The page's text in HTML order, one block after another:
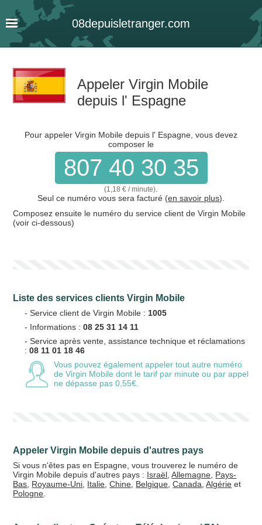
08depuisletranger.com
Appeler Virgin Mobile
depuis l' Espagne
Pour appeler Virgin Mobile depuis l' Espagne, vous devez
composer le
807 40 30 35
(1,18 € / minute)
Seul ce numéro vous sera facturé (en savoir plus).
Composez ensuite le numéro du service client de Virgin Mobile
(voir ci-dessous)
Liste des services clients Virgin Mobile
- Service client de Virgin Mobile : 1005
- Informations :08 25 31 14 11
- Service après vente, assistance technique et réclamations
:08 11 01 18 46
Vous pouvez également appeler tout autre numéro
de Virgin Mobile dont le tarif par minute ou par appel
ne dépasse pas 0,55€.
Appeler Virgin Mobile depuis d'autres pays
Si vous n'êtes pas en Espagne, vous trouverez le numéro de
Virgin Mobile depuis d'autres pays : Israël ,Allemagne Pays-
Bas Royaume-Uni Italie ,Chine Belgique ,Canada ,Algérie et
Pologne